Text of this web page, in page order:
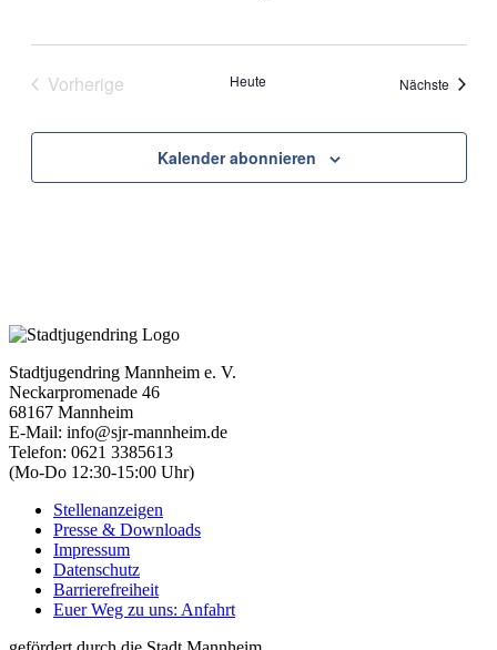
Vorherige
Heute Nächste
Kalender abonnieren
Stadtjugendring Mannheim e. V.
Neckarpromenade 46
68167 Mannheim
E-Mail: info@sjr-mannheim.de
Telefon: 0621 3385613
(Mo-Do 12:30-15:00 Uhr)
Stellenanzeigen
Presse & Downloads
Impressum
Datenschutz
Barrierefreiheit
Euer Weg zu uns: Anfahrt